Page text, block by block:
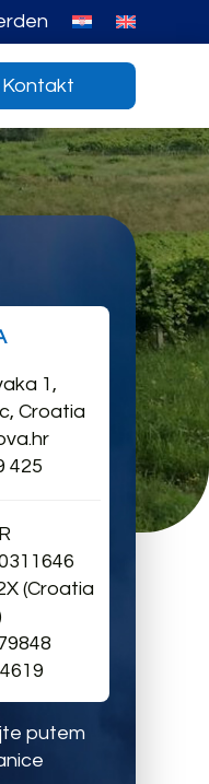
Kontakt
1,
Croatia
425
(Croatia
putem